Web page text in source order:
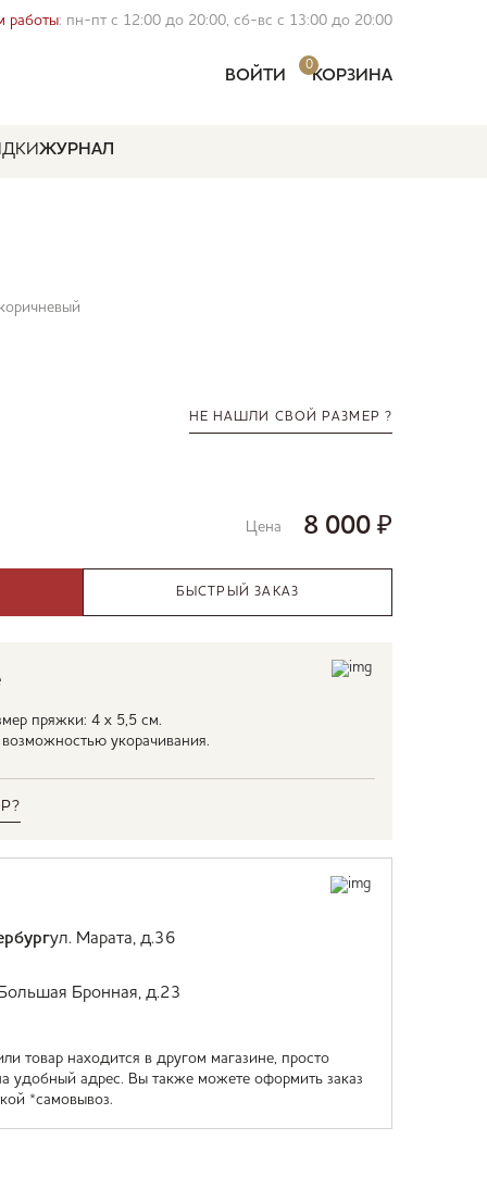
работы: пн-пт с 12:00 до 20:00, сб-вс с 13:00 до 20:00
ВОЙТИ
0
КОРЗИНА
ЖУРНАЛ
НЕ НАШЛИ СВОЙ РАЗМЕР ?
Цена 8 000 ₽
БЫСТРЫЙ ЗАКАЗ
пряжки: 4 х 5,5 см.
укорачивания.
ул. Марата, д.36
Бронная, д.23
товар находится в другом магазине, просто
удобный адрес. Вы также можете оформить заказ
*самовывоз.